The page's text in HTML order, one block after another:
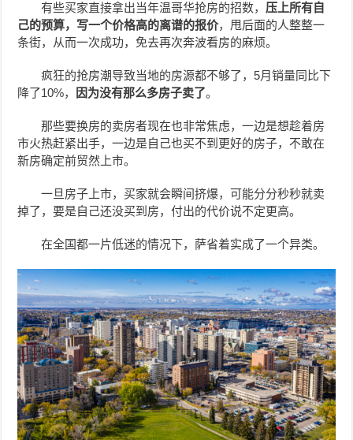
有些买家直接拿出当年温哥华抢房的招数，压上所有自
己的预算，写一个价格高的离谱的报价，甩后面的人整整一
条街，从而一次成功，免去再次奔波看房的麻烦。
疯狂的抢房潮导致当地的房源都不够了，5月销量同比下
降了10%，
因为没有那么多房子卖了。
那些要换房的卖房者现在也非常焦虑，一边是想趁着房
市火热赶紧出手，一边是自己也买不到更好的房子，不敢在
新房确定前贸然上市。
一旦房子上市，买家就会瞬间挤爆，可能分分秒秒就卖
掉了，要是自己还没买到房，付出的代价说不定更高。
在全国都一片低迷的情况下，萨省着实成了一个异类。